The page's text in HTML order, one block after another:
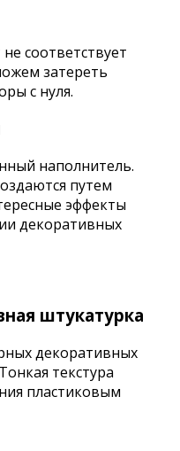
соответствует
затереть
с нуля.
наполнитель.
путем
эффекты
декоративных
штукатурка
декоративных
текстура
пластиковым